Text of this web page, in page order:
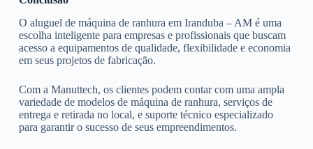
O aluguel de máquina de ranhura em Iranduba – AM é uma
escolha inteligente para empresas e profissionais que buscam
acesso a equipamentos de qualidade, flexibilidade e economia
em seus projetos de fabricação.
Com a Manuttech, os clientes podem contar com uma ampla
variedade de modelos de máquina de ranhura, serviços de
entrega e retirada no local, e suporte técnico especializado
para garantir o sucesso de seus empreendimentos.